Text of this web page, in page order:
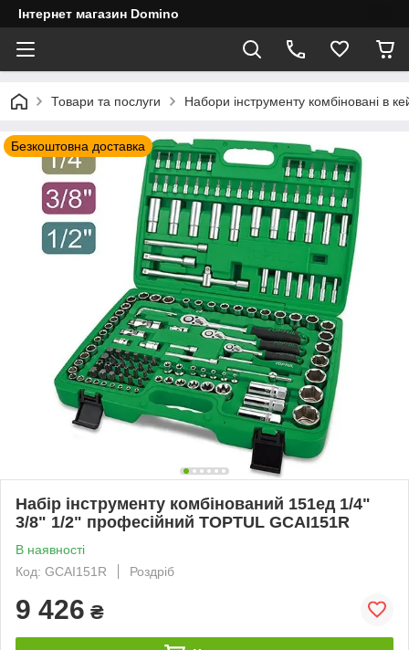
Інтернет магазин Domino
Товари та послуги Набори інструменту комбіновані в
Безкоштовна доставка
Набір інструменту комбінований 151ед 1/4"
3/8" 1/2" професійний TOPTUL GCAI151R
В наявності
Код: GCAI151R
Роздріб
9 426 ₴